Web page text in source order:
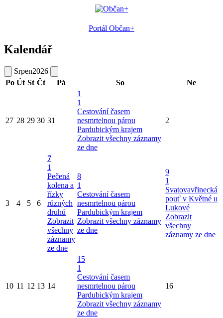
Portál Občan+
Kalendář
Srpen2026
Po Út St Čt Pá So Ne
27 28 29 30 31
1
1
Cestování časem
nesmrtelnou párou
Pardubickým krajem
Zobrazit všechny záznamy
ze dne
2
3 4 5 6
7
1
Pečená
kolena a
řízky
různých
druhů
Zobrazit
všechny
záznamy
ze dne
8
1
Cestování časem
nesmrtelnou párou
Pardubickým krajem
Zobrazit všechny záznamy
ze dne
9
1
Svatovavřinecká
pouť v Květné u
Lukové
Zobrazit
všechny
záznamy ze dne
10 11 12 13 14
15
1
Cestování časem
nesmrtelnou párou
Pardubickým krajem
Zobrazit všechny záznamy
ze dne
16